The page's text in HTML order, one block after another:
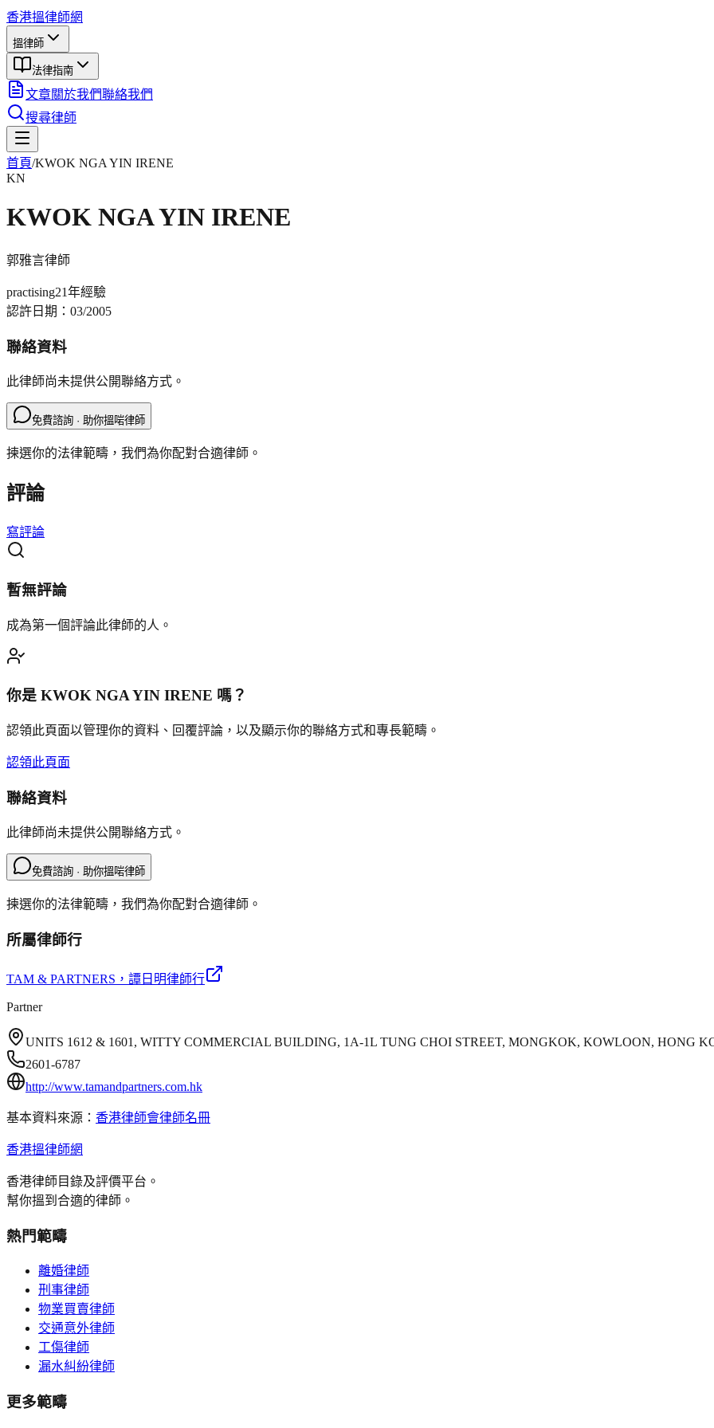
香港搵律師網
搵律師
法律指南
文章關於我們聯絡我們
搜尋律師
首頁/KWOK NGA YIN IRENE
KN
KWOK NGA YIN IRENE
郭雅言律師
practising21年經驗
認許日期： 03/2005
聯絡資料
此律師尚未提供公開聯絡方式。
免費諮詢 · 助你搵啱律師
揀選你的法律範疇，我們為你配對合適律師。
評論
寫評論
暫無評論
成為第一個評論此律師的人。
你是 KWOK NGA YIN IRENE 嗎？
認領此頁面以管理你的資料、回覆評論，以及顯示你的聯絡方式和專長範疇。
認領此頁面
聯絡資料
此律師尚未提供公開聯絡方式。
免費諮詢 · 助你搵啱律師
揀選你的法律範疇，我們為你配對合適律師。
所屬律師行
TAM & PARTNERS ，譚日明律師行
Partner
UNITS 1612 & 1601, WITTY COMMERCIAL BUILDING, 1A-1L TUNG CHOI STREET, MONGKOK, KOWLOON, HONG
2601-6787
http://www.tamandpartners.com.hk
基本資料來源： 香港律師會律師名冊
香港搵律師網
香港律師目錄及評價平台。
幫你搵到合適的律師。
熱門範疇
離婚律師
刑事律師
物業買賣律師
交通意外律師
工傷律師
漏水糾紛律師
更多範疇